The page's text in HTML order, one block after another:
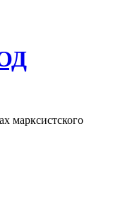
марксистского